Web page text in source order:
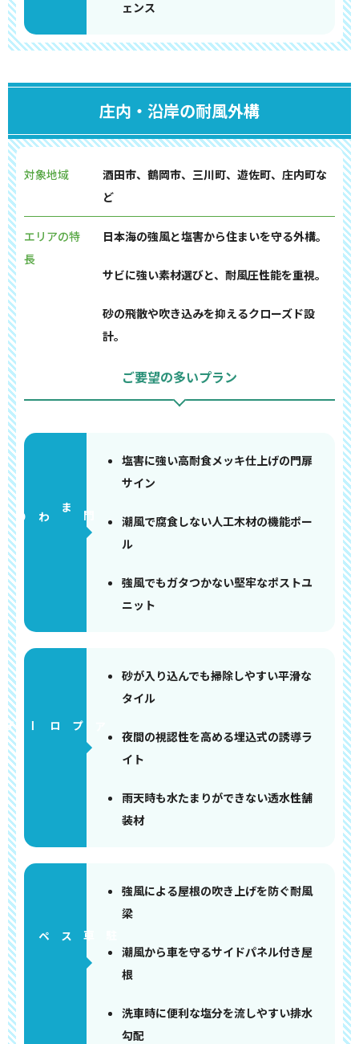
ェンス
庄内・沿岸の耐風外構
対象地域
酒田市、鶴岡市、三川町、遊佐町、庄内町な
ど
エリアの特
長
日本海の強風と塩害から住まいを守る外構。
サビに強い素材選びと、耐風圧性能を重視。
砂の飛散や吹き込みを抑えるクローズド設
計。
ご要望の多いプラン
門まわり
塩害に強い高耐食メッキ仕上げの門扉
サイン
潮風で腐食しない人工木材の機能ポー
ル
強風でもガタつかない堅牢なポストユ
ニット
アプローチ
砂が入り込んでも掃除しやすい平滑な
タイル
夜間の視認性を高める埋込式の誘導ラ
イト
雨天時も水たまりができない透水性舗
装材
強風による屋根の吹き上げを防ぐ耐風
梁
潮風から車を守るサイドパネル付き屋
根
洗車時に便利な塩分を流しやすい排水
勾配